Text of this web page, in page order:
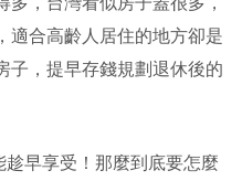
適合高齡人居住的地方卻是
子，提早存錢規劃退休後的
早享受！那麼到底要怎麼